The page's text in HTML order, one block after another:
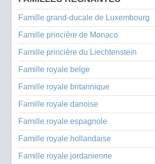
Famille grand-ducale de Luxembourg
Famille princière de Monaco
Famille princière du Liechtenstein
Famille royale belge
Famille royale britannique
Famille royale danoise
Famille royale espagnole
Famille royale hollandaise
Famille royale jordanienne